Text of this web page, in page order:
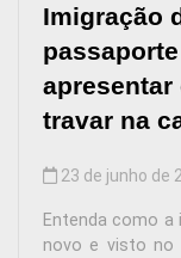
Imigração
travar na
23 de junho de
Entenda como a
novo e visto no